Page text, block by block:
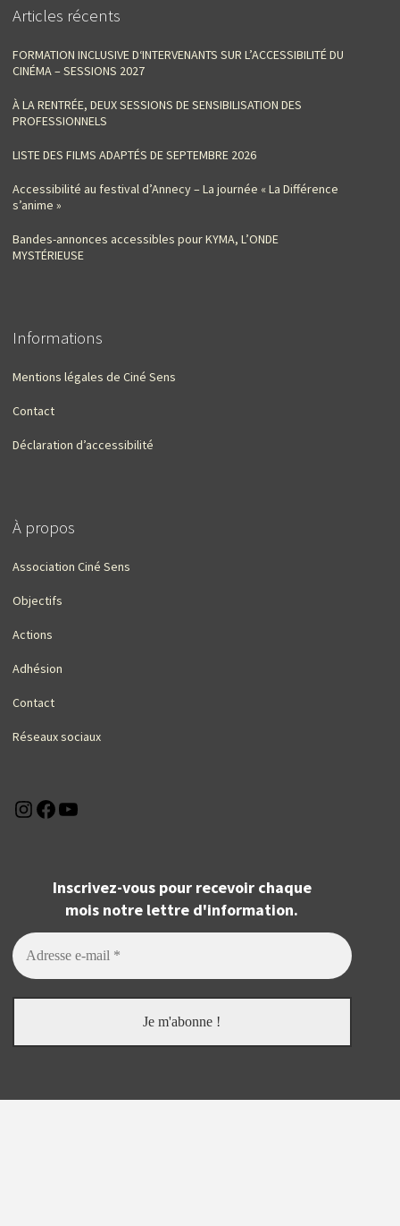
Articles récents
FORMATION INCLUSIVE D‘INTERVENANTS SUR L’ACCESSIBILITÉ DU
CINÉMA – SESSIONS 2027
À LA RENTRÉE, DEUX SESSIONS DE SENSIBILISATION DES
PROFESSIONNELS
LISTE DES FILMS ADAPTÉS DE SEPTEMBRE 2026
Accessibilité au festival d’Annecy – La journée « La Différence
s’anime »
Bandes-annonces accessibles pour KYMA, L’ONDE
MYSTÉRIEUSE
Informations
Mentions légales de Ciné Sens
Contact
Déclaration d’accessibilité
À propos
Association Ciné Sens
Objectifs
Actions
Adhésion
Contact
Réseaux sociaux
Instagram
Facebook
Inscrivez-vous pour recevoir chaque
mois notre lettre d'information.